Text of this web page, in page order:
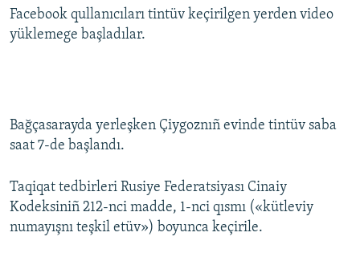
Facebook qullanıcıları tintüv keçirilgen yerden video
yüklemege başladılar.
Bağçasarayda yerleşken Çiygoznıñ evinde tintüv saba
saat 7-de başlandı.
Taqiqat tedbirleri Rusiye Federatsiyası Cinaiy
Kodeksiniñ 212-nci madde, 1-nci qısmı («kütleviy
numayışnı teşkil etüv») boyunca keçirile.